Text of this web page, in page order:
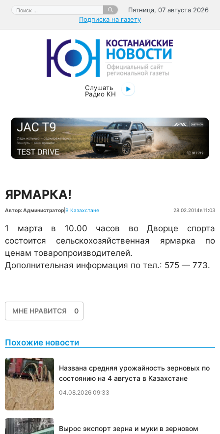
Перейти
содержимому
Поиск:
Пятница, 07 августа 2026
Подписка на газету
Слушать
Радио КН
ЯРМАРКА!
Автор: Администратор В Казахстане 28.02.2014в11:03
1 марта в 10.00 часов во Дворце спорта
состоится
сельскохозяйственная ярмарка по
ценам товаропроизводителей.
Дополнительная информация по тел.: 575 — 773.
МНЕ НРАВИТСЯ 0
Похожие новости
Названа средняя урожайность зерновых по
состоянию на 4 августа в Казахстане
04.08.2026 09:33
Вырос экспорт зерна и муки в зерновом